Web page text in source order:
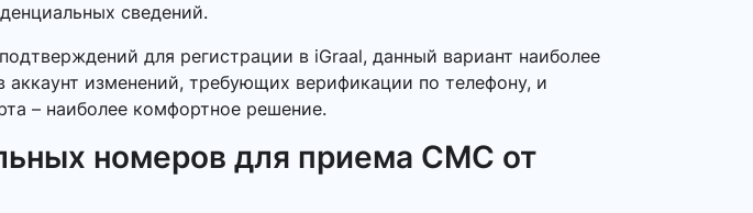
сведений.
для регистрации в iGraal, данный вариант наиболее
изменений, требующих верификации по телефону, и
– наиболее комфортное решение.
номеров для приема СМС от